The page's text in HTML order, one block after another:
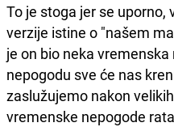
To je stoga jer se
verzije istine o "našem
je on bio neka
nepogodu sve će nas
zaslužujemo nakon
vremenske nepogode